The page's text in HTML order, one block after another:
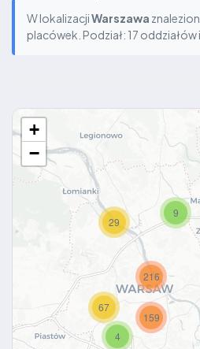
W lokalizacjiWarszawa
placówek. Podział: 17 oddziałów
9
4
29
216
159
67
+
−